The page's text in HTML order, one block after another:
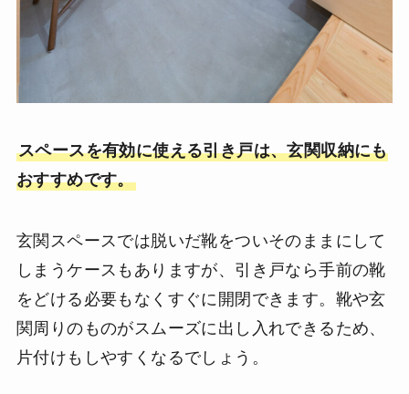
スペースを有効に使える引き戸は、玄関収納にも
おすすめです。
玄関スペースでは脱いだ靴をついそのままにして
しまうケースもありますが、引き戸なら手前の靴
をどける必要もなくすぐに開閉できます。靴や玄
関周りのものがスムーズに出し入れできるため、
片付けもしやすくなるでしょう。